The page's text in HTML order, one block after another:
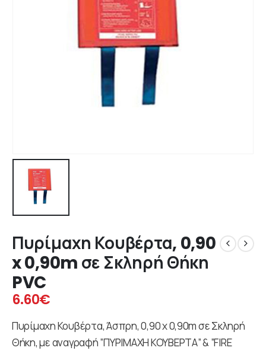
Πυρίμαχη Κουβέρτα, 0,90
x 0,90m σε Σκληρή Θήκη
PVC
6.60€
Πυρίμαχη Κουβέρτα, Άσπρη, 0,90 x 0,90m σε Σκληρή
Θήκη, με αναγραφή ”ΠΥΡΙΜΑΧΗ ΚΟΥΒΕΡΤΑ” & ”FIRE